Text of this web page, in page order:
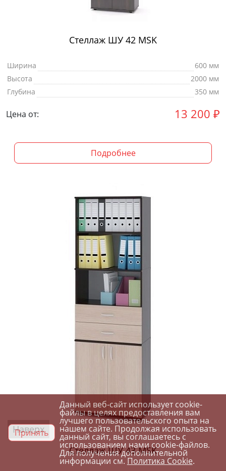
Стеллаж ШУ 42 MSK
Ширина
600 мм
Высота
2000 мм
Глубина
350 мм
Цена от: 13 200 ₽
Подробнее
Стеллаж ШУ 43 MSK
Наверх
Принять
Данный веб-сайт использует cookie-
файлы в целях предоставления вам
лучшего пользовательского опыта на
нашем сайте. Продолжая использовать
данный сайт, вы соглашаетесь с
использованием нами cookie-файлов.
Для получения дополнительной
информации см.Политика Cookie.